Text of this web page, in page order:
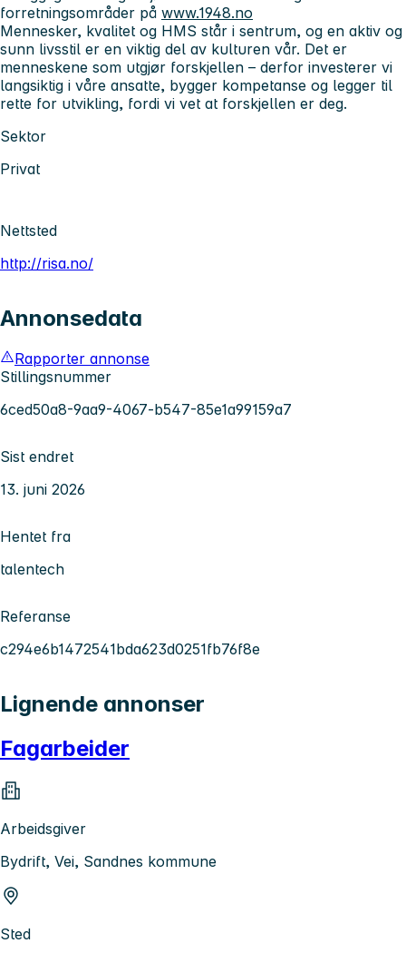
forretningsområder på www.1948.no
Mennesker, kvalitet og HMS står i sentrum, og en aktiv og
sunn livsstil er en viktig del av kulturen vår. Det er
menneskene som utgjør forskjellen – derfor investerer vi
langsiktig i våre ansatte, bygger kompetanse og legger til
rette for utvikling, fordi vi vet at forskjellen er deg.
Sektor
Privat
Nettsted
http://risa.no/
Annonsedata
Rapporter annonse
Stillingsnummer
6ced50a8-9aa9-4067-b547-85e1a99159a7
Sist endret
13. juni 2026
Hentet fra
talentech
Referanse
c294e6b1472541bda623d0251fb76f8e
Lignende annonser
Fagarbeider
Arbeidsgiver
Bydrift, Vei, Sandnes kommune
Sted